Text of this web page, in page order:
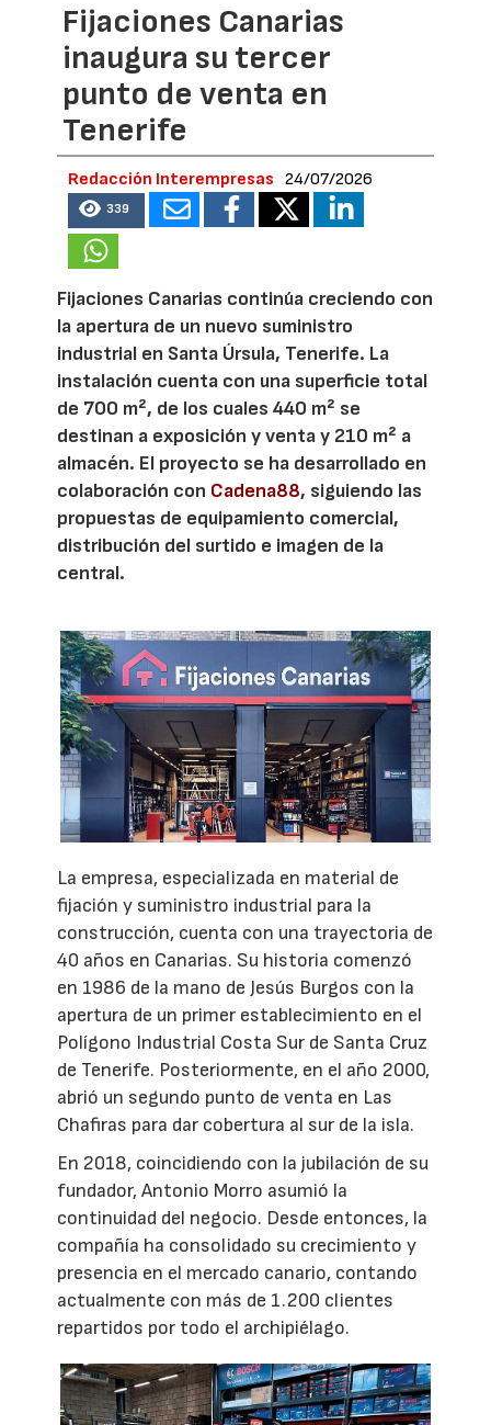
Fijaciones Canarias
inaugura su tercer
punto de venta en
Tenerife
Redacción Interempresas 24/07/2026
339
Fijaciones Canarias continúa creciendo con
la apertura de un nuevo suministro
industrial en Santa Úrsula, Tenerife. La
instalación cuenta con una superficie total
de 700 m², de los cuales 440 m² se
destinan a exposición y venta y 210 m² a
almacén. El proyecto se ha desarrollado en
colaboración con Cadena88, siguiendo las
propuestas de equipamiento comercial,
distribución del surtido e imagen de la
central.
La empresa, especializada en material de
fijación y suministro industrial para la
construcción, cuenta con una trayectoria de
40 años en Canarias. Su historia comenzó
en 1986 de la mano de Jesús Burgos con la
apertura de un primer establecimiento en el
Polígono Industrial Costa Sur de Santa Cruz
de Tenerife. Posteriormente, en el año 2000,
abrió un segundo punto de venta en Las
Chafiras para dar cobertura al sur de la isla.
En 2018, coincidiendo con la jubilación de su
fundador, Antonio Morro asumió la
continuidad del negocio. Desde entonces, la
compañía ha consolidado su crecimiento y
presencia en el mercado canario, contando
actualmente con más de 1.200 clientes
repartidos por todo el archipiélago.